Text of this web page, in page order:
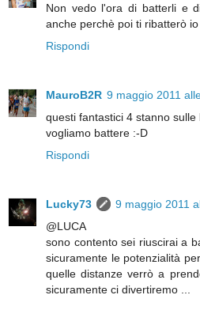
Non vedo l'ora di batterli e
anche perchè poi ti ribatterò
Rispondi
MauroB2R 9 maggio 2011
questi fantastici 4 stanno
vogliamo battere :-D
Rispondi
Lucky73
9 maggio 2011
@LUCA
sono contento sei riuscirai a
sicuramente le potenzialità
quelle distanze verrò a
sicuramente ci divertiremo ...